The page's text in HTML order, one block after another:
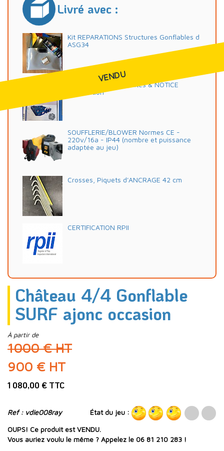
VENDU
Livré avec :
Kit REPARATIONS Structures Gonflables d
ASG34
DOSSIER de Conformités & NOTICE
d'Utilisation
SOUFFLERIE/BLOWER Normes CE -
220v/16a - IP44 (nombre et puissance
adaptée au jeu)
Crosses, Piquets d'ANCRAGE 42 cm
CERTIFICATION RPII
Château 4/4 Gonflable
SURF ajonc occasion
À partir de
1000 € HT
900 € HT
1 080,00 € TTC
Ref : vdie008ray
État du jeu :
OUPS! Ce produit est VENDU.
Vous auriez voulu le même ? Appelez le 06 81 210 283 !